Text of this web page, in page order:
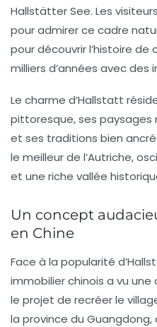
Hallstätter See. Les
pour admirer ce cadre
pour découvrir l’histoire
milliers d’années avec des
Le charme d’Hallstatt
pittoresque, ses paysages
et ses traditions bien
le meilleur de l’Autriche,
et une riche vallée
Un concept
en Chine
Face à la popularité
immobilier chinois a vu une
le projet de recréer le
la province du